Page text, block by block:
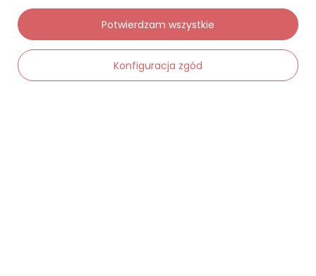
Moje zamówieniaKonfiguracja zgód
Potwierdzam wszystkie